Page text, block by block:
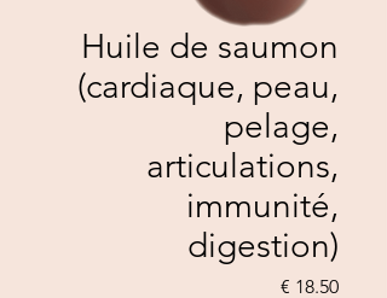
Huile de saumon
(cardiaque, peau,
pelage,
articulations,
immunité,
digestion)
السعر